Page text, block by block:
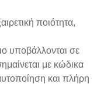
ποιότητα,
υποβάλλονται σε
με κώδικα
και πλήρη